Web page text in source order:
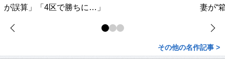
が誤算」「4区で勝ちに…」 妻が“
その他の名作記事 >